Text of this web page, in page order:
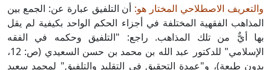
والتعريف الاصطلاحي المختار هو: أن التلفيق عبارة عن: الجمع بين
المذاهب الفقهية المختلفة في أجزاء الحكم الواحد بكيفية لم يقل
بها أيٌّ من تلك المذاهب. راجع: "التلفيق وحكمه في الفقه
الإسلامي" للدكتور عبد الله بن محمد بن حسن السعيدي (ص: 12،
بدون طبعة)، و"عمدة التحقيق في التقليد والتلفيق" لمحمد سعيد